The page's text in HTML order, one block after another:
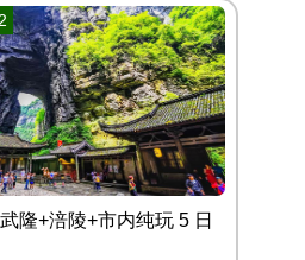
隆+涪陵+市内纯玩 5 日